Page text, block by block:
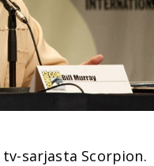
sarjasta Scorpion.